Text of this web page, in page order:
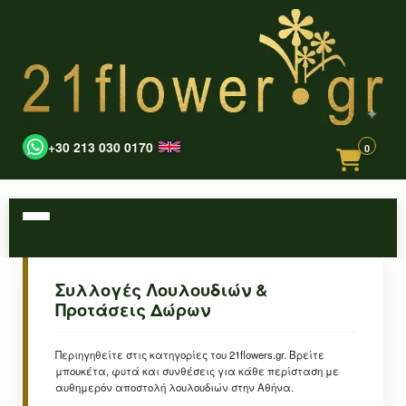
+30 213 030 0170 0
Συλλογές Λουλουδιών &
Προτάσεις Δώρων
Περιηγηθείτε στις κατηγορίες του 21flowers.gr. Βρείτε
μπουκέτα, φυτά και συνθέσεις για κάθε περίσταση με
αυθημερόν αποστολή λουλουδιών στην Αθήνα.